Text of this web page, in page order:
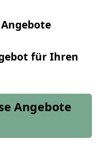
für Ihren
Angebote